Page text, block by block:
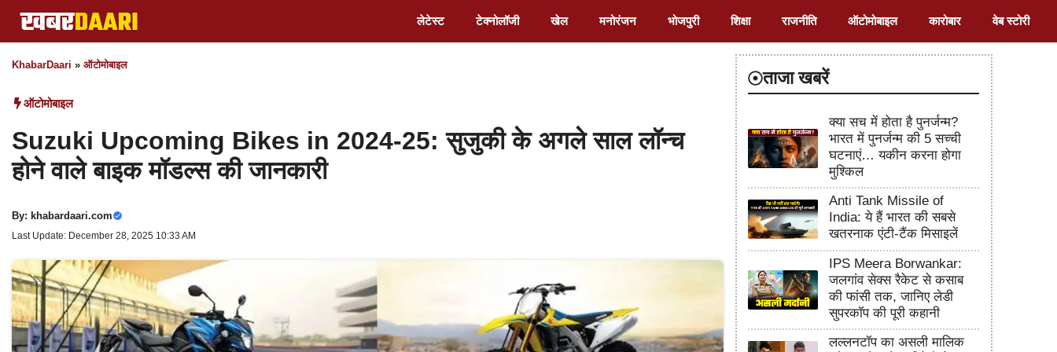
Skip
to
content
लेटेस्ट टेक्नोलॉजी खेल मनोरंजन भोजपुरी शिक्षा राजनीति ऑटोमोबाइल कारोबार वेब स्टोरी
KhabarDaari » ऑटोमोबाइल
ऑटोमोबाइल
Suzuki Upcoming Bikes in 2024-25: सुजुकी के अगले साल लॉन्च
होने वाले बाइक मॉडल्स की जानकारी
By: khabardaari.com
Last Update: December 28, 2025 10:33 AM
ताजा खबरें
क्या सच में होता है पुनर्जन्म?
भारत में पुनर्जन्म की 5 सच्ची
घटनाएं… यकीन करना होगा
मुश्किल
Anti Tank Missile of
India: ये हैं भारत की सबसे
खतरनाक एंटी-टैंक मिसाइलें
IPS Meera Borwankar:
जलगांव सेक्स रैकेट से कसाब
की फांसी तक, जानिए लेडी
सुपरकॉप की पूरी कहानी
लल्लनटॉप का असली मालिक